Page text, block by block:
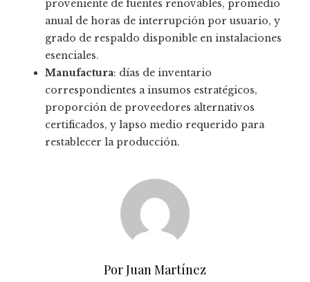
proveniente de fuentes renovables, promedio
anual de horas de interrupción por usuario, y
grado de respaldo disponible en instalaciones
esenciales.
Manufactura: días de inventario
correspondientes a insumos estratégicos,
proporción de proveedores alternativos
certificados, y lapso medio requerido para
restablecer la producción.
Por Juan Martínez